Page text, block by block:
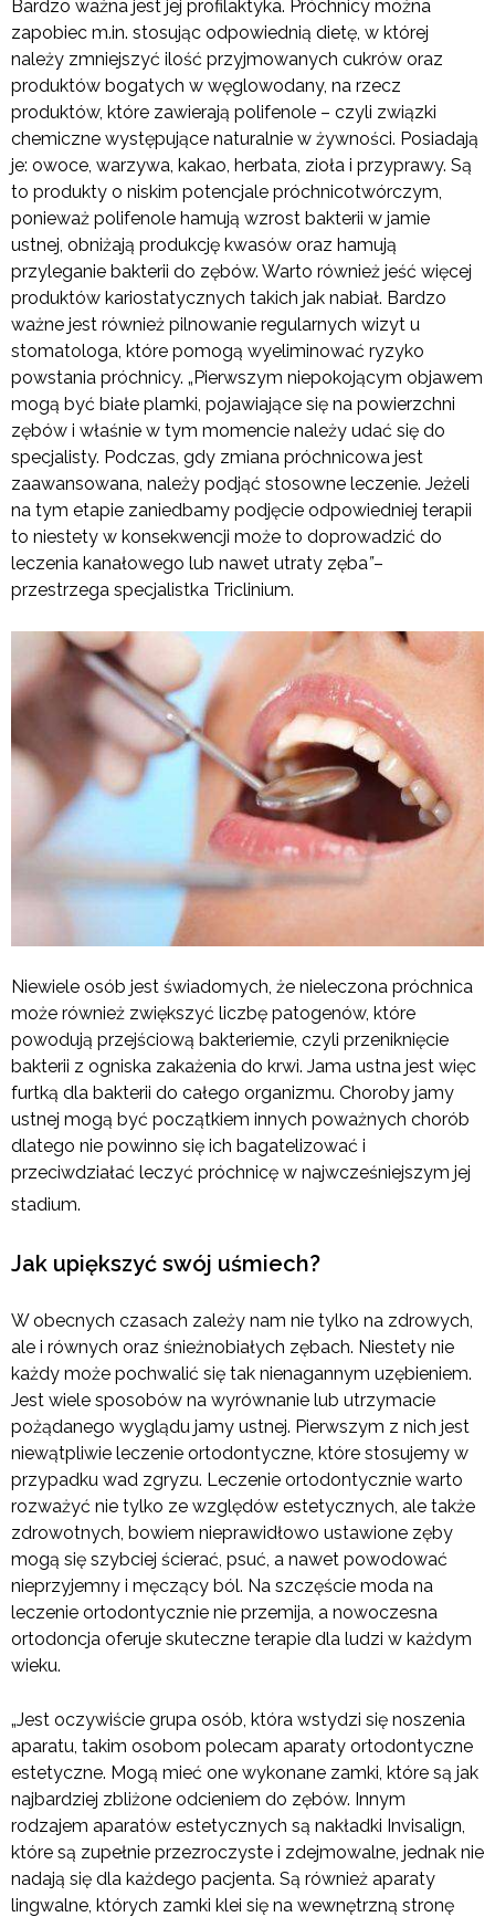
Bardzo ważna jest jej profilaktyka. Próchnicy można
zapobiec m.in. stosując odpowiednią dietę, w której
należy zmniejszyć ilość przyjmowanych cukrów oraz
produktów bogatych w węglowodany, na rzecz
produktów, które zawierają polifenole – czyli związki
chemiczne występujące naturalnie w żywności. Posiadają
je: owoce, warzywa, kakao, herbata, zioła i przyprawy. Są
to produkty o niskim potencjale próchnicotwórczym,
ponieważ polifenole hamują wzrost bakterii w jamie
ustnej, obniżają produkcję kwasów oraz hamują
przyleganie bakterii do zębów. Warto również jeść więcej
produktów kariostatycznych takich jak nabiał. Bardzo
ważne jest również pilnowanie regularnych wizyt u
stomatologa, które pomogą wyeliminować ryzyko
powstania próchnicy. „Pierwszym niepokojącym objawem
mogą być białe plamki, pojawiające się na powierzchni
zębów i właśnie w tym momencie należy udać się do
specjalisty. Podczas, gdy zmiana próchnicowa jest
zaawansowana, należy podjąć stosowne leczenie. Jeżeli
na tym etapie zaniedbamy podjęcie odpowiedniej terapii
to niestety w konsekwencji może to doprowadzić do
leczenia kanałowego lub nawet utraty zęba”–
przestrzega specjalistka Triclinium.
Niewiele osób jest świadomych, że nieleczona próchnica
może również zwiększyć liczbę patogenów, które
powodują przejściową bakteriemie, czyli przeniknięcie
bakterii z ogniska zakażenia do krwi. Jama ustna jest więc
furtką dla bakterii do całego organizmu. Choroby jamy
ustnej mogą być początkiem innych poważnych chorób
dlatego nie powinno się ich bagatelizować i
przeciwdziałać leczyć próchnicę w najwcześniejszym jej
stadium.
Jak upiększyć swój uśmiech?
W obecnych czasach zależy nam nie tylko na zdrowych,
ale i równych oraz śnieżnobiałych zębach. Niestety nie
każdy może pochwalić się tak nienagannym uzębieniem.
Jest wiele sposobów na wyrównanie lub utrzymacie
pożądanego wyglądu jamy ustnej. Pierwszym z nich jest
niewątpliwie leczenie ortodontyczne, które stosujemy w
przypadku wad zgryzu. Leczenie ortodontycznie warto
rozważyć nie tylko ze względów estetycznych, ale także
zdrowotnych, bowiem nieprawidłowo ustawione zęby
mogą się szybciej ścierać, psuć, a nawet powodować
nieprzyjemny i męczący ból. Na szczęście moda na
leczenie ortodontycznie nie przemija, a nowoczesna
ortodoncja oferuje skuteczne terapie dla ludzi w każdym
wieku.
„Jest oczywiście grupa osób, która wstydzi się noszenia
aparatu, takim osobom polecam aparaty ortodontyczne
estetyczne. Mogą mieć one wykonane zamki, które są jak
najbardziej zbliżone odcieniem do zębów. Innym
rodzajem aparatów estetycznych są nakładki Invisalign,
które są zupełnie przezroczyste i zdejmowalne, jednak nie
nadają się dla każdego pacjenta. Są również aparaty
lingwalne, których zamki klei się na wewnętrzną stronę